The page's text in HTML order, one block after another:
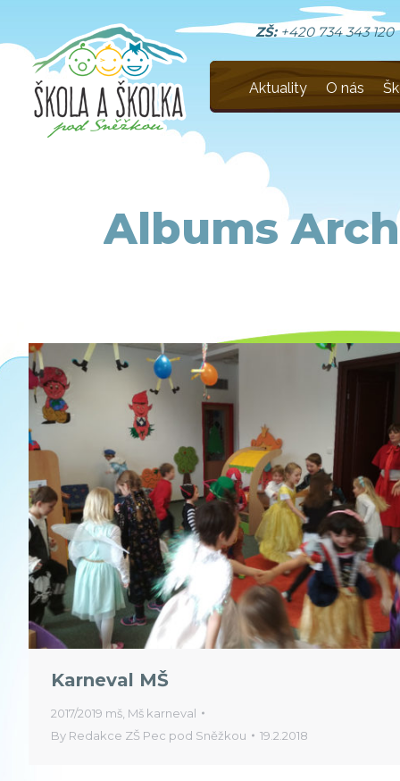
ZŠ: +420 734 343 120
Aktuality O nás
Albums
Karneval MŠ
2017/2019 mš Mš karneval
By Redakce ZŠ Pec pod Sněžkou 19.2.2018